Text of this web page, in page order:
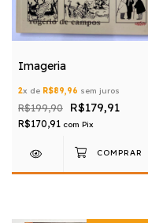
Imageria
2x de R$89,96 sem juros
R$199,90 R$179,91
R$170,91 com Pix